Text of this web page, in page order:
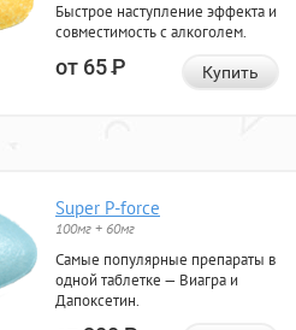
Быстрое наступление эффекта и
совместимость с алкоголем.
от 65Р Купить
Super P-force
100мг + 60мг
Самые популярные препараты в
одной таблетке — Виагра и
Дапоксетин.